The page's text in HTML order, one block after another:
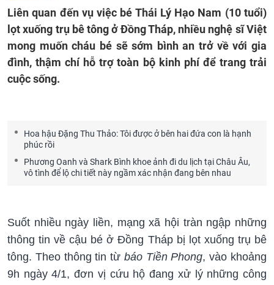
Liên quan đến vụ việc bé Thái Lý Hạo Nam (10 tuổi)
lọt xuống trụ bê tông ở Đồng Tháp, nhiều nghệ sĩ Việt
mong muốn cháu bé sẽ sớm bình an trở về với gia
đình, thậm chí hỗ trợ toàn bộ kinh phí để trang trải
cuộc sống.
Hoa hậu Đặng Thu Thảo: Tôi được ở bên hai đứa con là hạnh
phúc rồi
Phương Oanh và Shark Bình khoe ảnh đi du lịch tại Châu Âu,
vô tình để lộ chi tiết này ngầm xác nhận đang bên nhau
Suốt nhiều ngày liền, mạng xã hội tràn ngập những
thông tin về cậu bé ở Đồng Tháp bị lọt xuống trụ bê
tông. Theo thông tin từ báo Tiền Phong, vào khoảng
9h ngày 4/1, đơn vị cứu hộ đang xử lý những công